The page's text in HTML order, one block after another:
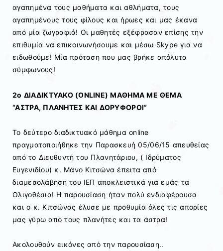
αγαπημένα τους μαθήματα και αθλήματα, τους
αγαπημένους τους φίλους και ήρωες και μας έκανα
από μία ζωγραφιά! Οι μαθητές εξέφρασαν επίσης την
επιθυμία να επικοινωνήσουμε και μέσω Skype για να
ειδωθούμε! Μία πρόταση που μας βρήκε απόλυτα
σύμφωνους!
2ο ΔΙΑΔΙΚΤΥΑΚΟ (ONLINE) ΜΑΘΗΜΑ ΜΕ ΘΕΜΑ
“ΑΣΤΡΑ, ΠΛΑΝΗΤΕΣ ΚΑΙ ΔΟΡΥΦΟΡΟΙ”
Το δεύτερο διαδικτυακό μάθημα online
πραγματοποιήθηκε την Παρασκευή 05/06/15 απευθείας
από το Διευθυντή του Πλανητάριου, ( Ιδρύματος
Ευγενιδίου) κ. Μάνο Κιτσώνα έπειτα από
διαμεσολάβηση του ΙΕΠ αποκλειστικά για εμάς τα
Ολιγοθέσια! Η παρουσίαση ήταν πολύ ενδιαφέρουσα
και ο κ. Κιτσώνας έλυσε με προθυμία όλες τις απορίες
μας γύρω από τους πλανήτες και τα άστρα!
Ακολουθούν εικόνες από την παρουσίαση..